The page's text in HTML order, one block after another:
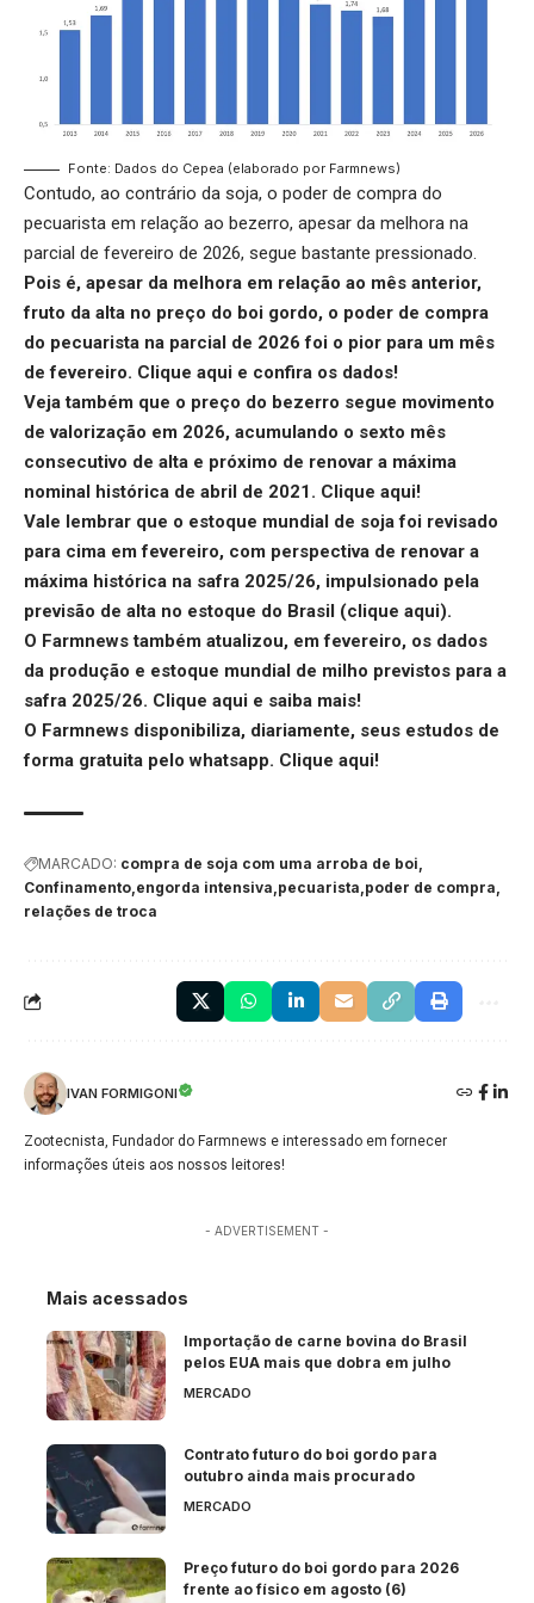
Fonte: Dados do Cepea (elaborado por Farmnews)
Contudo, ao contrário da soja, o poder de compra do
pecuarista em relação ao bezerro, apesar da melhora na
parcial de fevereiro de 2026, segue bastante pressionado.
Pois é, apesar da melhora em relação ao mês anterior,
fruto da alta no preço do boi gordo, o poder de compra
do pecuarista na parcial de 2026 foi o pior para um mês
de fevereiro. Clique aqui e confira os dados!
Veja também que o preço do bezerro segue movimento
de valorização em 2026, acumulando o sexto mês
consecutivo de alta e próximo de renovar a máxima
nominal histórica de abril de 2021. Clique aqui!
Vale lembrar que o estoque mundial de soja foi revisado
para cima em fevereiro, com perspectiva de renovar a
máxima histórica na safra 2025/26, impulsionado pela
previsão de alta no estoque do Brasil (clique aqui).
O Farmnews também atualizou, em fevereiro, os dados
da produção e estoque mundial de milho previstos para a
safra 2025/26. Clique aqui e saiba mais!
O Farmnews disponibiliza, diariamente, seus estudos de
forma gratuita pelo whatsapp. Clique aqui!
MARCADO: compra de soja com uma arroba de boi
Confinamento engorda intensiva pecuarista poder de compra
relações de troca
IVAN FORMIGONI
Zootecnista, Fundador do Farmnews e interessado em fornecer
informações úteis aos nossos leitores!
- ADVERTISEMENT -
Mais acessados
Importação de carne bovina do Brasil
pelos EUA mais que dobra em julho
MERCADO
Contrato futuro do boi gordo para
outubro ainda mais procurado
MERCADO
Preço futuro do boi gordo para 2026
frente ao físico em agosto (6)